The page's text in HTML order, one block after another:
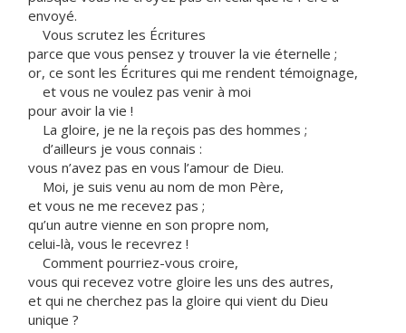
envoyé.
Vous scrutez les Écritures
parce que vous pensez y trouver la vie éternelle ;
or, ce sont les Écritures qui me rendent témoignage,
et vous ne voulez pas venir à moi
pour avoir la vie !
La gloire, je ne la reçois pas des hommes ;
d’ailleurs je vous connais :
vous n’avez pas en vous l’amour de Dieu.
Moi, je suis venu au nom de mon Père,
et vous ne me recevez pas ;
qu’un autre vienne en son propre nom,
celui-là, vous le recevrez !
Comment pourriez-vous croire,
vous qui recevez votre gloire les uns des autres,
et qui ne cherchez pas la gloire qui vient du Dieu
unique ?